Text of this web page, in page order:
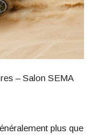
– Salon SEMA
plus que